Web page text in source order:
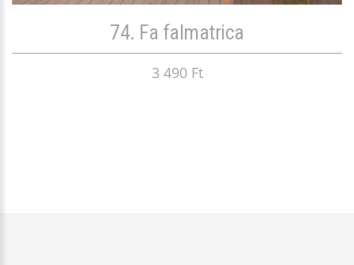
74. Fa falmatrica
3 490 Ft